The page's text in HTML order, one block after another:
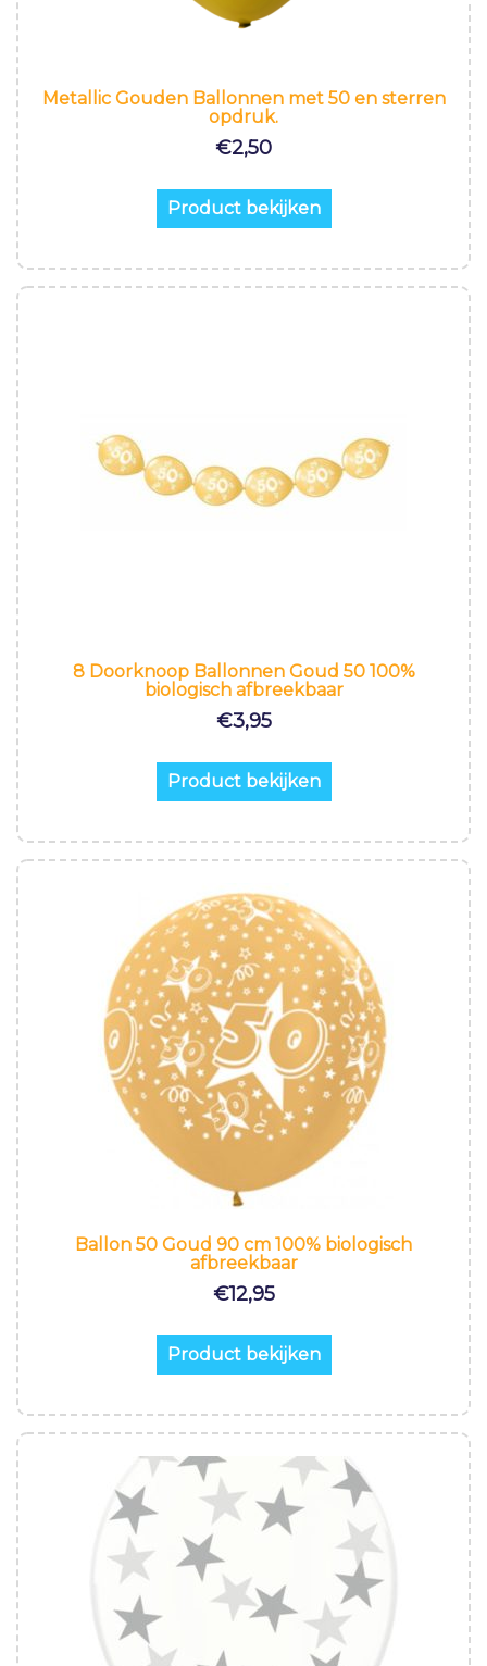
Metallic Gouden Ballonnen met 50 en sterren
opdruk.
€2,50
Product bekijken
8 Doorknoop Ballonnen Goud 50 100%
biologisch afbreekbaar
€3,95
Product bekijken
Ballon 50 Goud 90 cm 100% biologisch
afbreekbaar
€12,95
Product bekijken